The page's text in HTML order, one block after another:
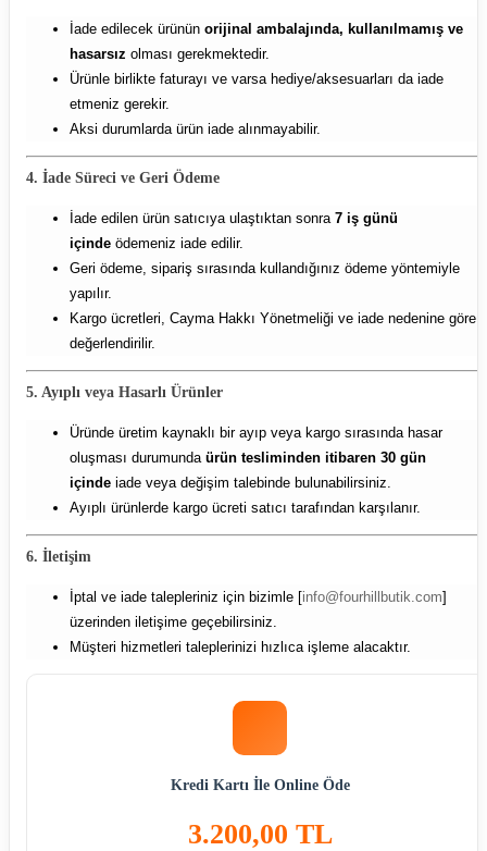
İade edilecek ürünün orijinal ambalajında, kullanılmamış ve
hasarsız olması gerekmektedir.
Ürünle birlikte faturayı ve varsa hediye/aksesuarları da iade
etmeniz gerekir.
Aksi durumlarda ürün iade alınmayabilir.
4. İade Süreci ve Geri Ödeme
İade edilen ürün satıcıya ulaştıktan sonra 7 iş günü
içinde ödemeniz iade edilir.
Geri ödeme, sipariş sırasında kullandığınız ödeme yöntemiyle
yapılır.
Kargo ücretleri, Cayma Hakkı Yönetmeliği ve iade nedenine göre
değerlendirilir.
5. Ayıplı veya Hasarlı Ürünler
Üründe üretim kaynaklı bir ayıp veya kargo sırasında hasar
oluşması durumunda ürün tesliminden itibaren 30 gün
içinde iade veya değişim talebinde bulunabilirsiniz.
Ayıplı ürünlerde kargo ücreti satıcı tarafından karşılanır.
6. İletişim
İptal ve iade talepleriniz için bizimle [info@fourhillbutik.com]
üzerinden iletişime geçebilirsiniz.
Müşteri hizmetleri taleplerinizi hızlıca işleme alacaktır.
Kredi Kartı İle Online Öde
3.200,00 TL